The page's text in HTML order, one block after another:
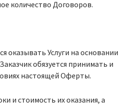
количество Договоров.
оказывать Услуги на основании
обязуется принимать и
настоящей Оферты.
и стоимость их оказания, а